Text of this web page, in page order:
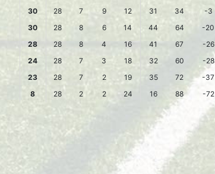
30 28 7 9 12 31 34
-3
30 28 8 6 14 44 64
-20
28 28 8 4 16 41 67
-26
24 28 7 3 18 32 60
-28
23 28 7 2 19 35 72
-37
8 28 2 2 24 16 88 -72